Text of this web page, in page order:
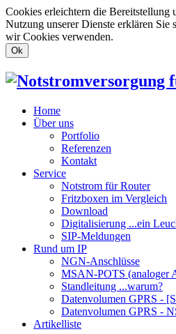
Cookies erleichtern die Bereitstellung
Nutzung unserer Dienste erklären Sie
wir Cookies verwenden.
Ok
Home
Über uns
Portfolio
Referenzen
Kontakt
Service
Notstrom für Router
Fritzboxen im Vergleich
Download
Digitalisierung ...ein
SIP-Meldungen
Rund um IP
NGN-Anschlüsse
MSAN-POTS (analoger
Standleitung ...warum?
Datenvolumen GPRS -
Datenvolumen GPRS -
Artikelliste